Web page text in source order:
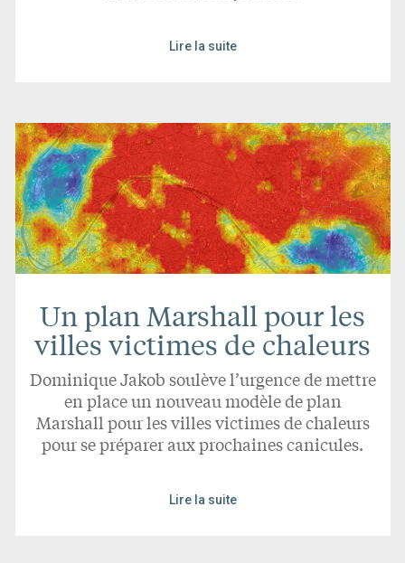
Lire la suite
Un plan Marshall pour les
villes victimes de chaleurs
Dominique Jakob soulève l’urgence de mettre
en place un nouveau modèle de plan
Marshall pour les villes victimes de chaleurs
pour se préparer aux prochaines canicules.
Lire la suite